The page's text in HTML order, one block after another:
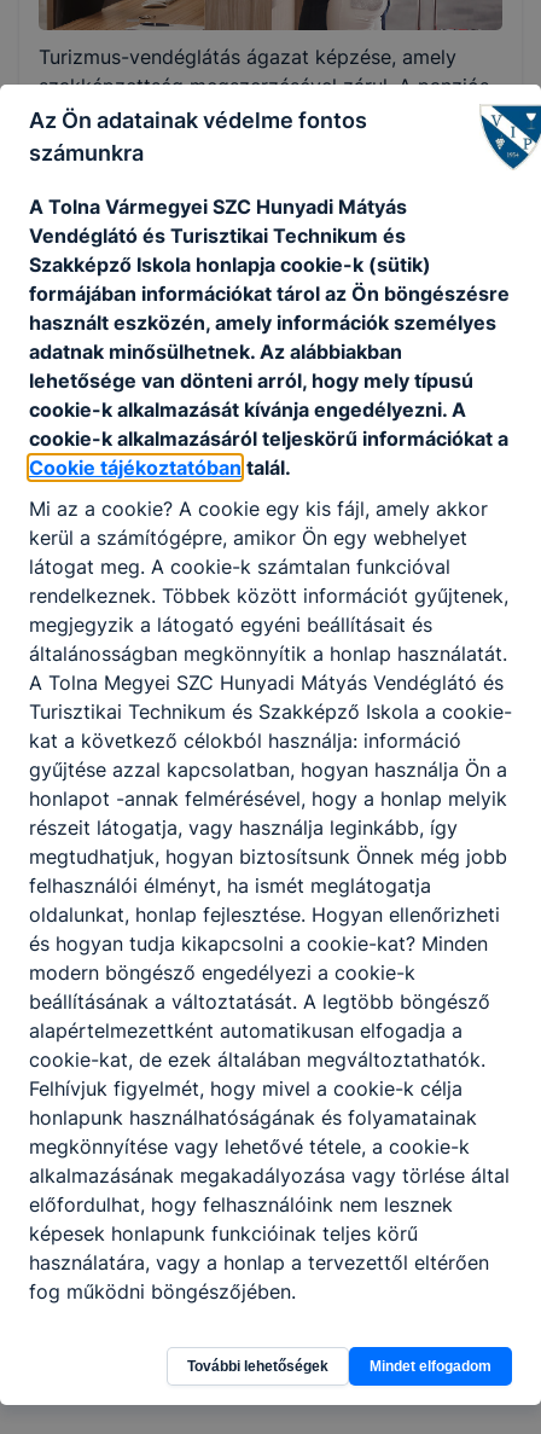
Választható szakmairányok:
Nem válaszható
KKK/PTT
KKK letöltése (pdf)
PTT letöltése (pdf)
Okleveles technikusképzés
Nem
Turizmus-vendéglátás ágazat képzése, amely
szakképzettség megszerzésével zárul. A panziós-
fogadós feladatai rendkívül szerteágazóak, hiszen
a szakma óriási fejlődésen ment és megy
hogy a turizmus szereplőinek igényeit szolgálja ki.
A panziós-fogadós óriási felelősséggel van
felruházva, hiszen rendkívül sok feladatot kell egy
személyben ellátnia.
Ajánlott minden fiatal számára, aki a
vendéglátásban találja meg azokat a kihívásokat,
amelyek érdeklik. Szereti a vendégeket, a
turisztikai-vendéglátó tevékenységet hosszú távra
tervezi.
KOMPETENCIAELVÁRÁS
Széleskörű tájékozottság, jó kommunikációs
készség, problémamegoldó képesség,
vendégszeretet, szervezőképesség.
A SZAKKÉPZETTSÉGGEL RENDELKEZŐ
üzemelteti a vendéglátóhelyet;
marketing tevékenységet végez;
vendégekkel, partnerekkel kapcsolatot
tart;
karbantartásokat biztosít;
ügyel a vendéglátóhely környezetére;
vendégek számára programokat szervez;
logisztikai feladatokat ellát;
irányítja, szervezi és értékeli a
munkatársak munkáját;
kapcsolatot tart más szolgáltatókkal, más
szállásadókkal partneri viszonyt kialakítva
működteti a vendéglátó egységét.
Megosztás
Az Ön adatainak védelme fontos
számunkra
A Tolna Vármegyei SZC Hunyadi Mátyás
Vendéglátó és Turisztikai Technikum és
Szakképző Iskola honlapja cookie-k (sütik)
formájában információkat tárol az Ön böngészésre
használt eszközén, amely információk személyes
adatnak minősülhetnek. Az alábbiakban
lehetősége van dönteni arról, hogy mely típusú
cookie-k alkalmazását kívánja engedélyezni. A
cookie-k alkalmazásáról teljeskörű információkat a
Cookie tájékoztatóban talál.
Mi az a cookie? A cookie egy kis fájl, amely akkor
kerül a számítógépre, amikor Ön egy webhelyet
látogat meg. A cookie-k számtalan funkcióval
rendelkeznek. Többek között információt gyűjtenek,
megjegyzik a látogató egyéni beállításait és
általánosságban megkönnyítik a honlap használatát.
A Tolna Megyei SZC Hunyadi Mátyás Vendéglátó és
Turisztikai Technikum és Szakképző Iskola a cookie-
kat a következő célokból használja: információ
gyűjtése azzal kapcsolatban, hogyan használja Ön a
honlapot -annak felmérésével, hogy a honlap melyik
részeit látogatja, vagy használja leginkább, így
megtudhatjuk, hogyan biztosítsunk Önnek még jobb
felhasználói élményt, ha ismét meglátogatja
oldalunkat, honlap fejlesztése. Hogyan ellenőrizheti
és hogyan tudja kikapcsolni a cookie-kat? Minden
modern böngésző engedélyezi a cookie-k
beállításának a változtatását. A legtöbb böngésző
alapértelmezettként automatikusan elfogadja a
cookie-kat, de ezek általában megváltoztathatók.
Felhívjuk figyelmét, hogy mivel a cookie-k célja
honlapunk használhatóságának és folyamatainak
megkönnyítése vagy lehetővé tétele, a cookie-k
alkalmazásának megakadályozása vagy törlése által
előfordulhat, hogy felhasználóink nem lesznek
képesek honlapunk funkcióinak teljes körű
használatára, vagy a honlap a tervezettől eltérően
fog működni böngészőjében.
További lehetőségek Mindet elfogadom